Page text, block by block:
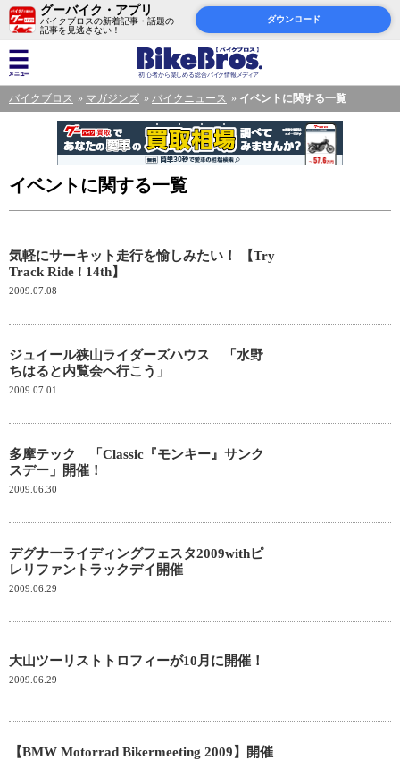
グーバイク・アプリ
バイクブロスの新着記事・話題の
記事を見逃さない！
ダウンロード
バイクブロス マガジンズ バイクニュース イベントに関する一覧
イベントに関する一覧
気軽にサーキット走行を愉しみたい！ 【Try
Track Ride ! 14th】
2009.07.08
ジュイール狭山ライダーズハウス 「水野
ちはると内覧会へ行こう」
2009.07.01
多摩テック 「Classic『モンキー』サンク
スデー」開催！
2009.06.30
デグナーライディングフェスタ2009withピ
レリファントラックデイ開催
2009.06.29
大山ツーリストトロフィーが10月に開催！
2009.06.29
【BMW Motorrad Bikermeeting 2009】開催